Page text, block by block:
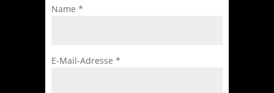
Name *
E-Mail-Adresse *